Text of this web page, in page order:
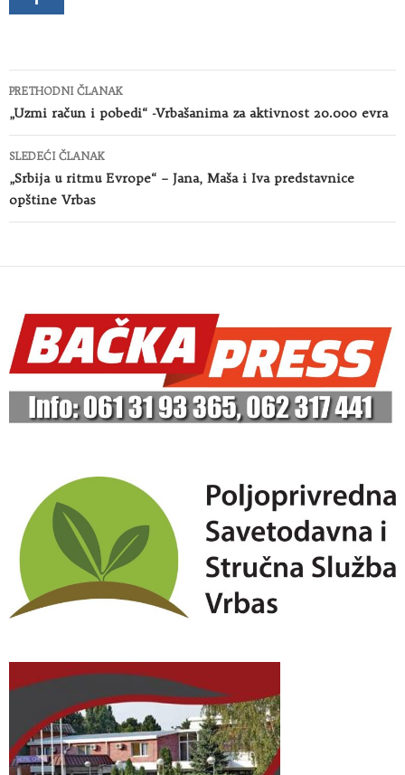
Kretanje
članaka
PRETHODNI ČLANAK
„Uzmi račun i pobedi“ -Vrbašanima za aktivnost 20.000 evra
SLEDEĆI ČLANAK
„Srbija u ritmu Evrope“ – Jana, Maša i Iva predstavnice
opštine Vrbas